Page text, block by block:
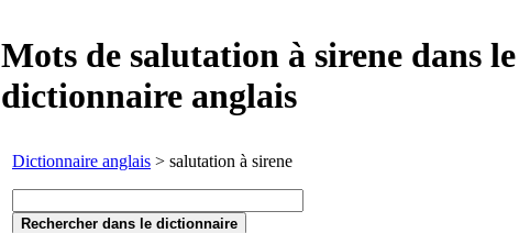
Mots de salutation à sirene dans le
dictionnaire anglais
Dictionnaire anglais > salutation à sirene